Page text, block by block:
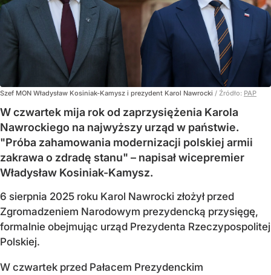
Szef MON Władysław Kosiniak-Kamysz i prezydent Karol Nawrocki / Źródło: PAP
W czwartek mija rok od zaprzysiężenia Karola
Nawrockiego na najwyższy urząd w państwie.
"Próba zahamowania modernizacji polskiej armii
zakrawa o zdradę stanu" – napisał wicepremier
Władysław Kosiniak-Kamysz.
6 sierpnia 2025 roku Karol Nawrocki złożył przed
Zgromadzeniem Narodowym prezydencką przysięgę,
formalnie obejmując urząd Prezydenta Rzeczypospolitej
Polskiej.
W czwartek przed Pałacem Prezydenckim